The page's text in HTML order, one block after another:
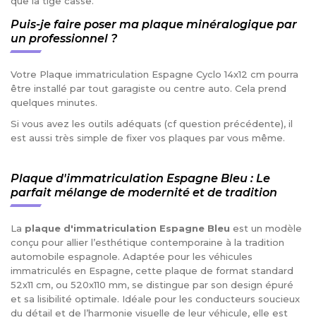
Puis-je faire poser ma plaque minéralogique par
un professionnel ?
Votre Plaque immatriculation Espagne Cyclo 14x12 cm pourra
être installé par tout garagiste ou centre auto. Cela prend
quelques minutes.
Si vous avez les outils adéquats (cf question précédente), il
est aussi très simple de fixer vos plaques par vous même.
Plaque d'immatriculation Espagne Bleu : Le
parfait mélange de modernité et de tradition
La plaque d'immatriculation Espagne Bleu est un modèle
conçu pour allier l’esthétique contemporaine à la tradition
automobile espagnole. Adaptée pour les véhicules
immatriculés en Espagne, cette plaque de format standard
52x11 cm, ou 520x110 mm, se distingue par son design épuré
et sa lisibilité optimale. Idéale pour les conducteurs soucieux
du détail et de l’harmonie visuelle de leur véhicule, elle est